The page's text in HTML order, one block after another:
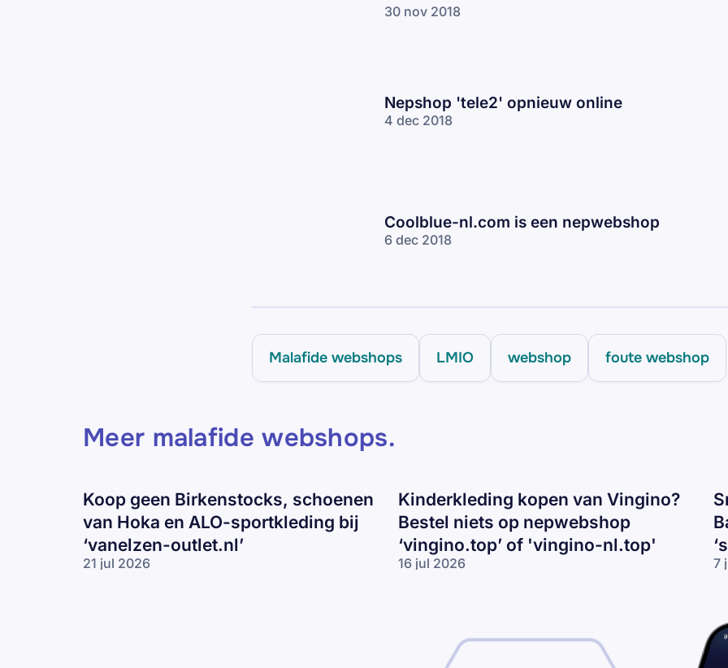
30 nov 2018
Nepshop 'tele2' opnieuw online
4 dec 2018
Coolblue-nl.com is een nepwebshop
6 dec 2018
Malafide webshops LMIO webshop foute webshop
Meer malafide webshops.
Koop geen Birkenstocks, schoenen
van Hoka en ALO-sportkleding bij
‘vanelzen-outlet.nl’
21 jul 2026
Kinderkleding kopen van Vingino?
Bestel niets op nepwebshop
‘vingino.top’ of 'vingino-nl.top'
16 jul 2026
nepwebshop
7
of